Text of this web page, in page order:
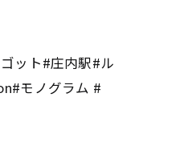
ット#庄内駅#ル
モノグラム #